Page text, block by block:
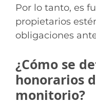
Por lo tanto, es
propietarios
obligaciones
¿Cómo se
honorarios
monitorio?